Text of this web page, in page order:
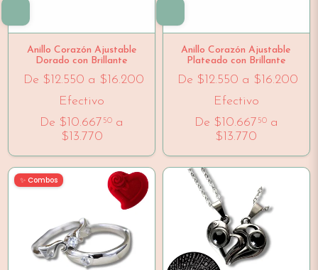
Anillo Corazón Ajustable
Dorado con Brillante
De $12.550 a $16.200
Efectivo
De $10.667 50 a
$13.770
Anillo Corazón Ajustable
Plateado con Brillante
De $12.550 a $16.200
Efectivo
De $10.667 50 a
$13.770
✨ Combos